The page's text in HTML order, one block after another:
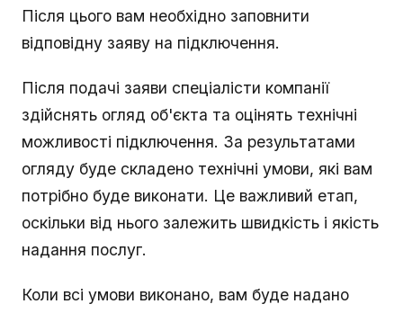
Після цього вам необхідно заповнити
відповідну заяву на підключення.
Після подачі заяви спеціалісти компанії
здійснять огляд об'єкта та оцінять технічні
можливості підключення. За результатами
огляду буде складено технічні умови, які вам
потрібно буде виконати. Це важливий етап,
оскільки від нього залежить швидкість і якість
надання послуг.
Коли всі умови виконано, вам буде надано